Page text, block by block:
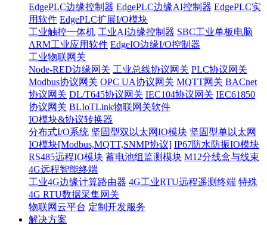
EdgePLC边缘控制器 EdgePLC边缘AI控制器 EdgePLC实
用软件 EdgePLC扩展I/O模块
工业触控一体机 工业AI边缘控制器 SBC工业单板电脑
ARM工业应用软件 EdgeIO边缘I/O控制器
工业物联网关
Node-RED边缘网关 工业总线协议网关 PLC协议网关
Modbus协议网关 OPC UA协议网关 MQTT网关 BACnet
协议网关 DL/T645协议网关 IEC104协议网关 IEC61850
协议网关 BLIoTLink物联网关软件
IO模块&协议转换器
分布式I/O系统 坚固型双以太网IO模块 坚固型单以太网
IO模块[Modbus,MQTT,SNMP协议] IP67防水防振IO模块
RS485远程IO模块 蓄电池组监测模块 M12分线盒与线束
4G远程智能终端
工业4G边缘计算路由器 4G工业RTU远程遥测终端 特殊
4G RTU数据采集网关
物联网云平台 定制开发服务
解决方案